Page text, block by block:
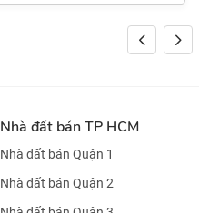
Nhà đất bán TP HCM
Nhà đất bán Quận 1
Nhà đất bán Quận 2